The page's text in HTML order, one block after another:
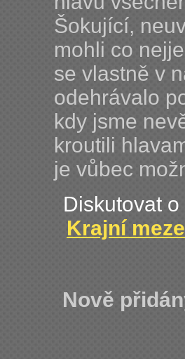
Šokující,
mohli co
se vlastně v
odehrávalo
kdy jsme
kroutili
je vůbec
Diskutovat
Krajní meze
Nově